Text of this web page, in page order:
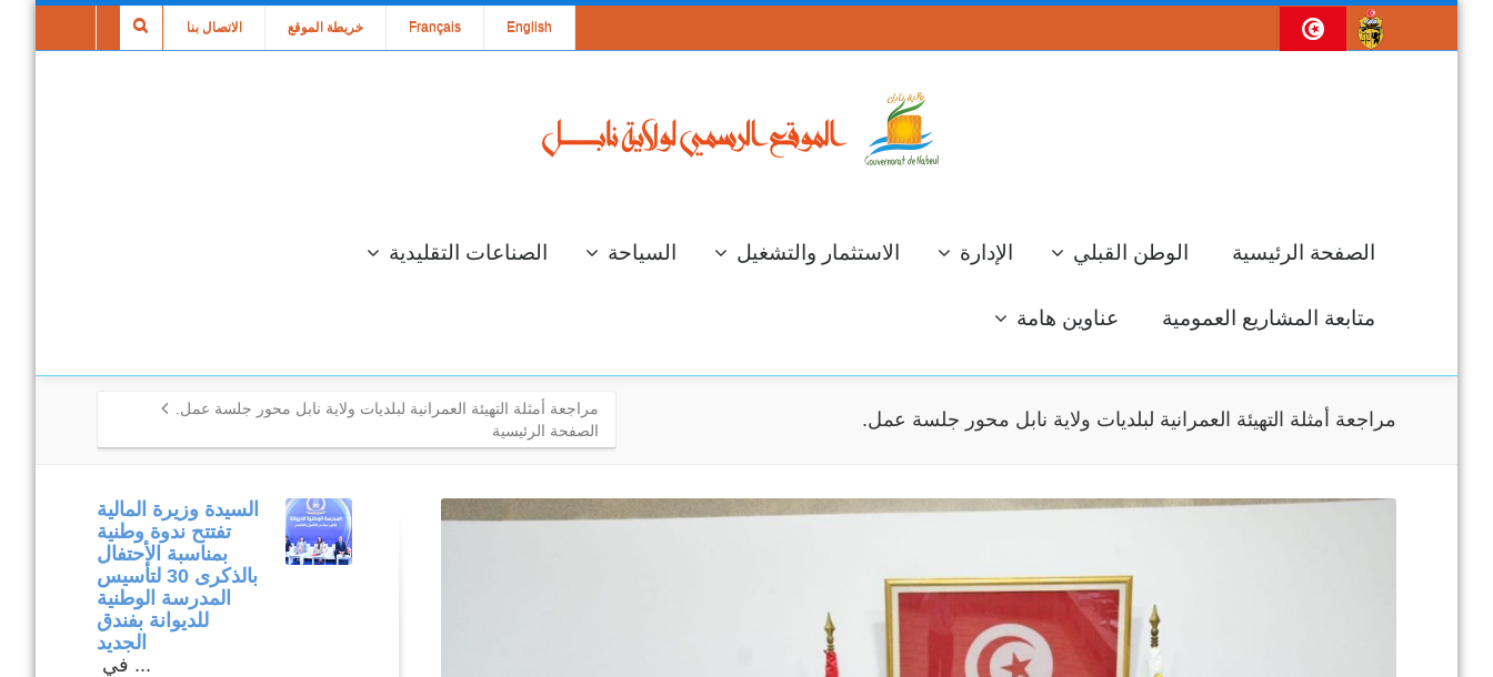
الاتصال بنا خريطة الموقع Français English
الصفحة الرئيسية الوطن القبلي الإدارة الاستثمار والتشغيل السياحة الصناعات التقليدية
متابعة المشاريع العمومية عناوين هامة
مراجعة أمثلة التهيئة العمرانية لبلديات ولاية نابل محور جلسة عمل.
مراجعة أمثلة التهيئة العمرانية لبلديات ولاية نابل محور جلسة عمل.
الصفحة الرئيسية
السيدة وزيرة المالية
تفتتح ندوة وطنية
بمناسبة الأحتفال
بالذكرى 30 لتأسيس
المدرسة الوطنية
للديوانة بفندق
الجديد
في ...
الإستعداد لموسم
جلسة عمل لعرض
المزدوج ذو جهد 400
في إطار تطوير ...